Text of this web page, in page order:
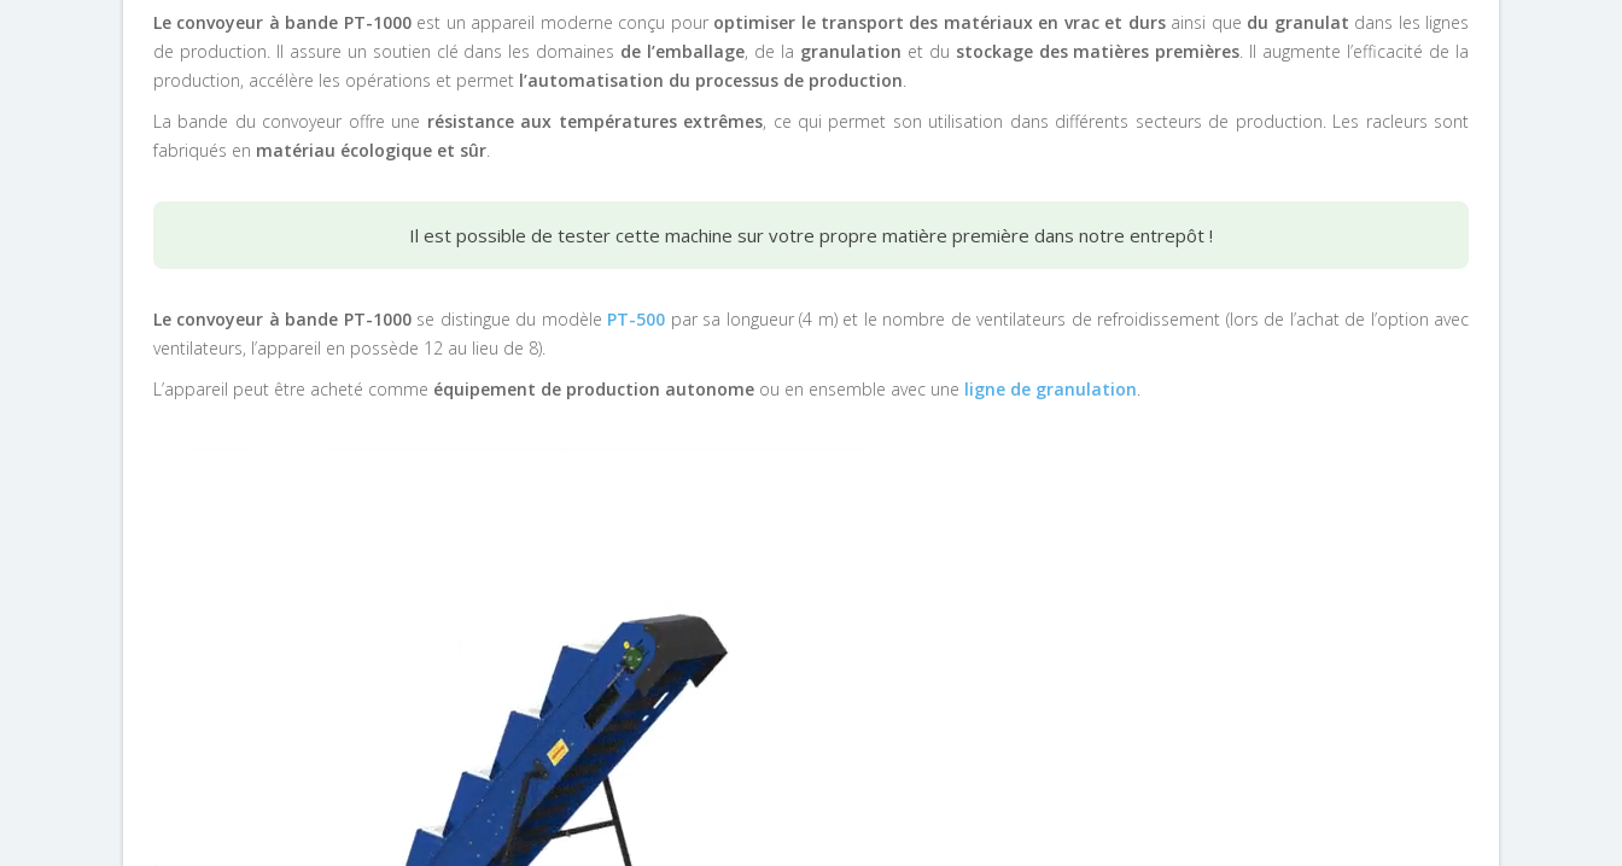
Le convoyeur à bande PT-1000est un appareil moderne conçu pour optimiser le transport des matériaux en vrac et dursainsi que du granulat dans les lignes
de production. Il assure un soutien clé dans les domaines de l’emballage, de la granulation et du stockage des matières premières. Il augmente l’efficacité de la
production, accélère les opérations et permet l’automatisation du processus de production.
La bande du convoyeur offre une résistance aux températures extrêmes, ce qui permet son utilisation dans différents secteurs de production. Les racleurs sont
fabriqués en matériau écologique et sûr.
Il est possible de tester cette machine sur votre propre matière première dans notre entrepôt !
Le convoyeur à bande PT-1000se distingue du modèle PT-500 par sa longueur (4 m) et le nombre de ventilateurs de refroidissement (lors de l’achat de l’option avec
ventilateurs, l’appareil en possède 12 au lieu de 8).
L’appareil peut être acheté comme équipement de production autonome ou en ensemble avec une ligne de granulation.